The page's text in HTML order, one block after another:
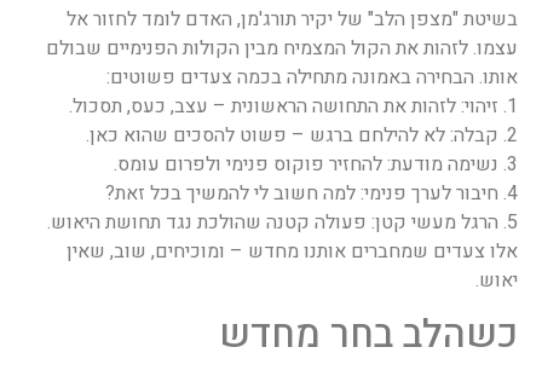
בשיטת "מצפן הלב" של יקיר תורג'מן, האדם לומד לחזור אל
עצמו. לזהות את הקול המצמיח מבין הקולות הפנימיים שבולם
אותו. הבחירה באמונה מתחילה בכמה צעדים פשוטים:
1. זיהוי: לזהות את התחושה הראשונית – עצב, כעס, תסכול.
2. קבלה: לא להילחם ברגש – פשוט להסכים שהוא כאן.
3. נשימה מודעת: להחזיר פוקוס פנימי ולפרום עומס.
4. חיבור לערך פנימי: למה חשוב לי להמשיך בכל זאת?
5. הרגל מעשי קטן: פעולה קטנה שהולכת נגד תחושת היאוש.
אלו צעדים שמחברים אותנו מחדש – ומוכיחים, שוב, שאין
יאוש.
כשהלב בחר מחדש